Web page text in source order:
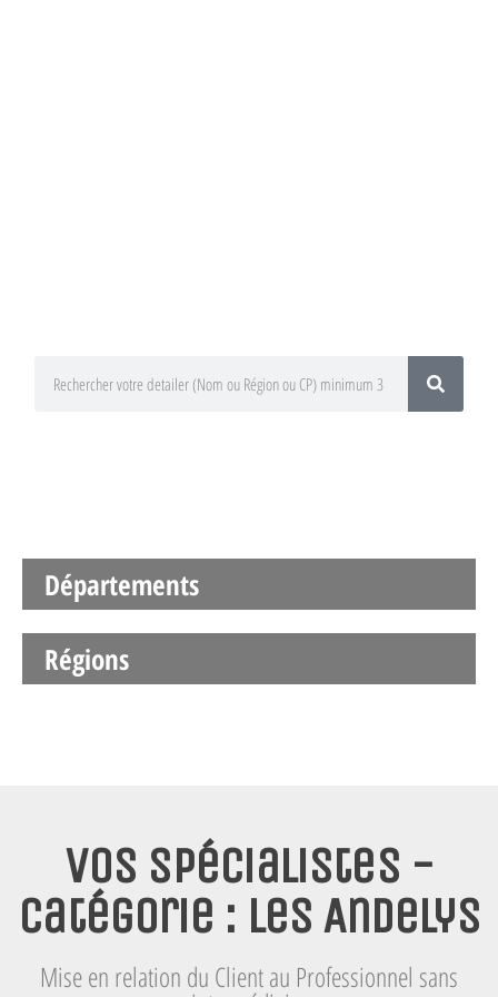
Départements
Régions
Vos spécialistes -
Catégorie : Les Andelys
Mise en relation du Client au Professionnel sans